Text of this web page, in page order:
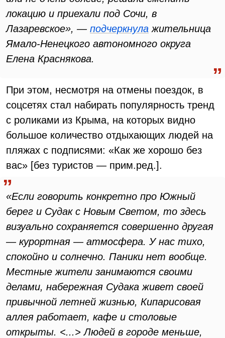
локацию и приехали под Сочи, в
Лазаревское», — подчеркнула жительница
Ямало-Ненецкого автономного округа
Елена Краснякова.
При этом, несмотря на отмены поездок, в
соцсетях стал набирать популярность тренд
с роликами из Крыма, на которых видно
большое количество отдыхающих людей на
пляжах с подписями: «Как же хорошо без
вас» [без туристов — прим.ред.].
«Если говорить конкретно про Южный
берег и Судак с Новым Светом, то здесь
визуально сохраняется совершенно другая
— курортная — атмосфера. У нас тихо,
спокойно и солнечно. Паники нет вообще.
Местные жители занимаются своими
делами, набережная Судака живет своей
привычной летней жизнью, Кипарисовая
аллея работает, кафе и столовые
открыты. <...> Людей в городе меньше,